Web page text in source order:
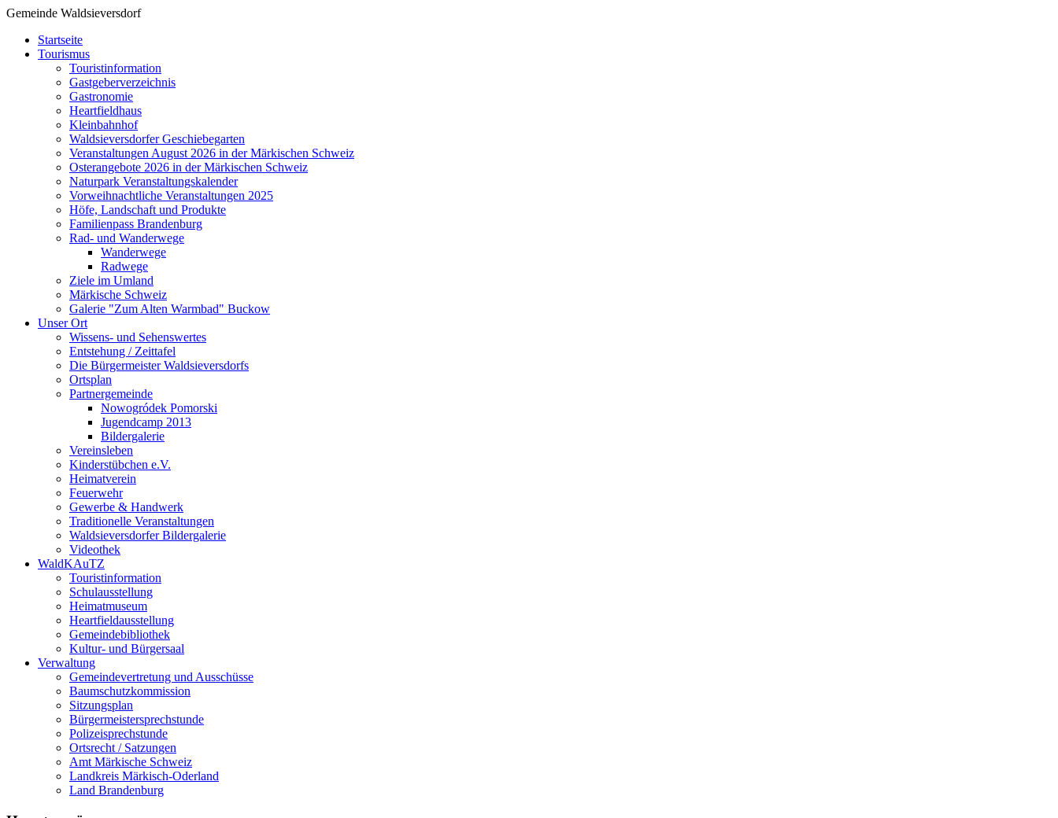
Gemeinde Waldsieversdorf
Startseite
Tourismus
Touristinformation
Gastgeberverzeichnis
Gastronomie
Heartfieldhaus
Kleinbahnhof
Waldsieversdorfer Geschiebegarten
Veranstaltungen August 2026 in der Märkischen Schweiz
Osterangebote 2026 in der Märkischen Schweiz
Naturpark Veranstaltungskalender
Vorweihnachtliche Veranstaltungen 2025
Höfe, Landschaft und Produkte
Familienpass Brandenburg
Rad- und Wanderwege
Wanderwege
Radwege
Ziele im Umland
Märkische Schweiz
Galerie "Zum Alten Warmbad" Buckow
Unser Ort
Wissens- und Sehenswertes
Entstehung / Zeittafel
Die Bürgermeister Waldsieversdorfs
Ortsplan
Partnergemeinde
Nowogródek Pomorski
Jugendcamp 2013
Bildergalerie
Vereinsleben
Kinderstübchen e.V.
Heimatverein
Feuerwehr
Gewerbe & Handwerk
Traditionelle Veranstaltungen
Waldsieversdorfer Bildergalerie
Videothek
WaldKAuTZ
Touristinformation
Schulausstellung
Heimatmuseum
Heartfieldausstellung
Gemeindebibliothek
Kultur- und Bürgersaal
Verwaltung
Gemeindevertretung und Ausschüsse
Baumschutzkommission
Sitzungsplan
Bürgermeistersprechstunde
Polizeisprechstunde
Ortsrecht / Satzungen
Amt Märkische Schweiz
Landkreis Märkisch-Oderland
Land Brandenburg